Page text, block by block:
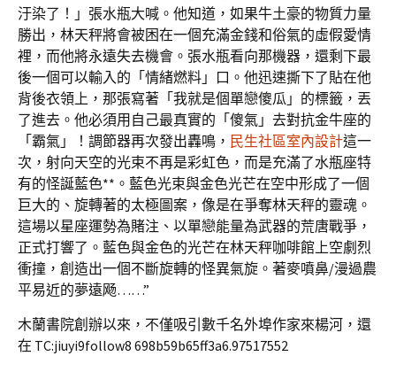
汙染了！」張水瓶大喊。他知道，如果牛土豪的物質力量
勝出，林天秤將會被困在一個充滿金錢和俗氣的虛假愛情
裡，而他將永遠失去機會。張水瓶看向那機器，還剩下最
後一個可以輸入的「情緒燃料」口。他迅速撕下了貼在他
背後衣領上，那張寫著「我就是個單戀傻瓜」的標籤，丟
了進去。他必須用自己最真實的「傻氣」去對抗金牛座的
「霸氣」！調節器再次發出轟鳴， 民生社區室內設計這一
次，射向天空的光束不再是彩虹色，而是充滿了水瓶座特
有的怪誕藍色**。藍色光束與金色光芒在空中形成了一個
巨大的、旋轉著的太極圖案，像是在爭奪林天秤的靈魂。
這場以星座運勢為賭注、以單戀能量為武器的荒唐戰爭，
正式打響了。藍色與金色的光芒在林天秤咖啡館上空劇烈
衝撞，創造出一個不斷旋轉的怪異氣旋。著麥噴鼻/漫過農
平易近的夢遠飏……”
木蘭書院創辦以來，不僅吸引數千名外埠作家來楊河，還
在 TC:jiuyi9follow8 698b59b65ff3a6.97517552